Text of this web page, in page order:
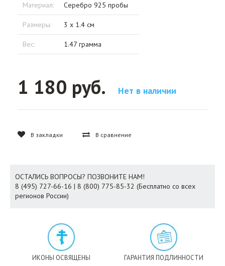
Материал: Серебро 925 пробы
Размеры: 3 x 1.4 см
Вес: 1.47 грамма
1 180 руб. Нет в наличии
В закладки В сравнение
ОСТАЛИСЬ ВОПРОСЫ? ПОЗВОНИТЕ НАМ!
8 (495) 727-66-16 | 8 (800) 775-85-32 (Бесплатно со всех
регионов России)
ИКОНЫ ОСВЯЩЕНЫ ГАРАНТИЯ ПОДЛИННОСТИ